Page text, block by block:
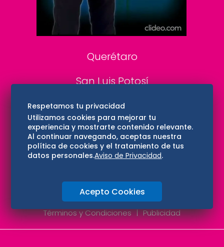
Aviso Oportuno
Consultas
Querétaro
San Luis Potosí
Edomex
Consultas
Hidalgo
Oaxaca
Aviso de privacidad
Directorio
Términos y Condiciones
Publicidad
Respetamos tu privacidad
Utilizamos cookies para mejorar tu
experiencia y mostrarte contenido relevante.
Al continuar navegando, aceptas nuestra
política de cookies y el tratamiento de tus
datos personales.Aviso de Privacidad.
Acepto Cookies